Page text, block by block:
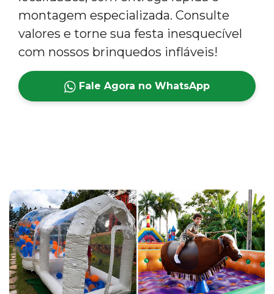
montagem especializada. Consulte
valores e torne sua festa inesquecível
com nossos brinquedos infláveis!
Fale Agora no WhatsApp